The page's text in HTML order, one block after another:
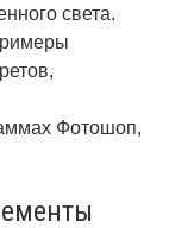
света.
Фотошоп,